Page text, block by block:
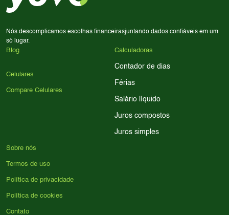
para encontrar o celular ideal.
Nós descomplicamos escolhas financeirasjuntando dados confiáveis em um
só lugar.
Blog
Celulares
Compare Celulares
Calculadoras
Contador de dias
Férias
Salário líquido
Juros compostos
Juros simples
Sobre nós
Termos de uso
Política de privacidade
Política de cookies
Contato